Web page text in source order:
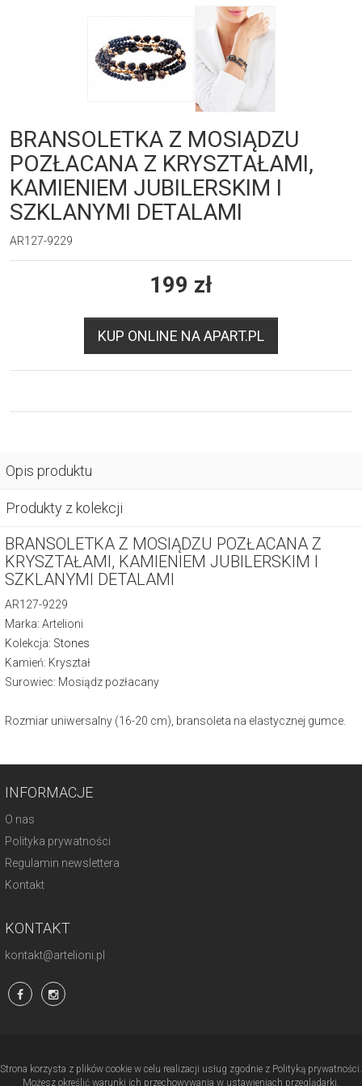
BRANSOLETKA Z MOSIĄDZU
POZŁACANA Z KRYSZTAŁAMI,
KAMIENIEM JUBILERSKIM I
SZKLANYMI DETALAMI
AR127-9229
199 zł
KUP ONLINE NA APART.PL
Opis produktu
Produkty z kolekcji
BRANSOLETKA Z MOSIĄDZU POZŁACANA Z
KRYSZTAŁAMI, KAMIENIEM JUBILERSKIM I
SZKLANYMI DETALAMI
AR127-9229
Marka: Artelioni
Kolekcja: Stones
Kamień: Kryształ
Surowiec: Mosiądz pozłacany
Rozmiar uniwersalny (16-20 cm), bransoleta na elastycznej gumce.
INFORMACJE
O nas
Polityka prywatności
Regulamin newslettera
Kontakt
KONTAKT
kontakt@artelioni.pl
Strona korzysta z plików cookie w celu realizacji usług zgodnie z Polityką prywatności.
Możesz określić warunki ich przechowywania w ustawieniach przeglądarki.